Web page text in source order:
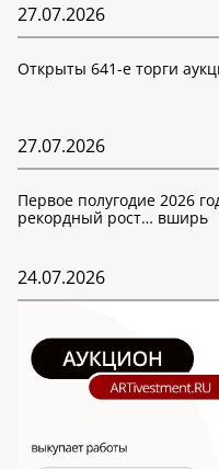
27.07.2026
Открыты 641-е торги
27.07.2026
Первое полугодие 2026
рекордный рост… вширь
24.07.2026